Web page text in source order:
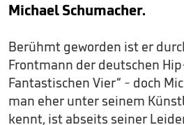
Michael Schumacher.
Berühmt geworden ist er
Frontmann der deutschen
Fantastischen Vier“ - doch
man eher unter seinem
kennt, ist abseits seiner